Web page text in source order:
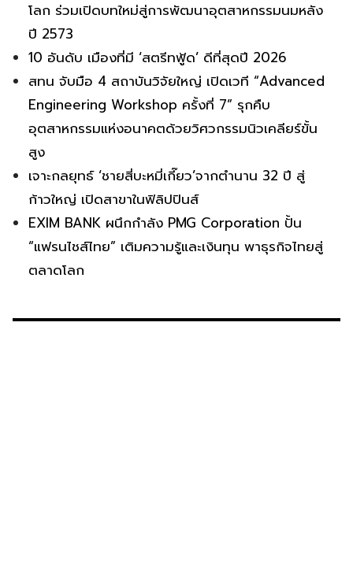
โลก ร่วมเปิดบทใหม่สู่การพัฒนาอุตสาหกรรมนมหลัง
ปี 2573
10 อันดับ เมืองที่มี ‘สตรีทฟู้ด’ ดีที่สุดปี 2026
สทน จับมือ 4 สถาบันวิจัยใหญ่ เปิดเวที “Advanced
Engineering Workshop ครั้งที่ 7” รุกคืบ
อุตสาหกรรมแห่งอนาคตด้วยวิศวกรรมนิวเคลียร์ขั้น
สูง
เจาะกลยุทธ์ ‘ชายสี่บะหมี่เกี๊ยว’จากตำนาน 32 ปี สู่
ก้าวใหญ่ เปิดสาขาในฟิลิปปินส์
EXIM BANK ผนึกกำลัง PMG Corporation ปั้น
“แฟรนไชส์ไทย” เติมความรู้และเงินทุน พาธุรกิจไทยสู่
ตลาดโลก